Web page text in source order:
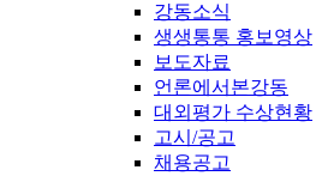
강동소식
생생통통 홍보영상
보도자료
언론에서본강동
대외평가 수상현황
고시/공고
채용공고